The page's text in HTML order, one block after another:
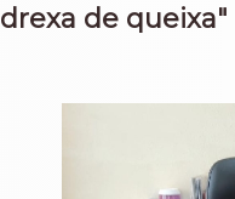
de queixa"